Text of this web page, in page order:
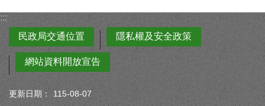
:::
民政局交通位置
隱私權及安全政策
網站資料開放宣告
更新日期：
115-08-07